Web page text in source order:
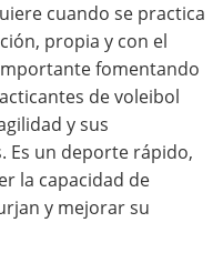
cuando se practica
propia y con el
fomentando
de voleibol
y sus
Es un deporte rápido,
la capacidad de
y mejorar su